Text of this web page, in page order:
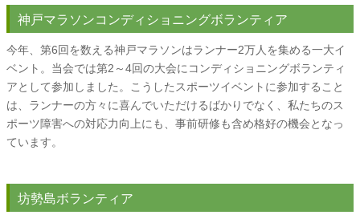
神戸マラソンコンディショニングボランティア
今年、第6回を数える神戸マラソンはランナー2万人を集める一大イ
ベント。当会では第2～4回の大会にコンディショニングボランティ
アとして参加しました。こうしたスポーツイベントに参加すること
は、ランナーの方々に喜んでいただけるばかりでなく、私たちのス
ポーツ障害への対応力向上にも、事前研修も含め格好の機会となっ
ています。
坊勢島ボランティア